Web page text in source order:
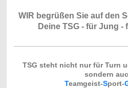
WIR begrüßen Sie auf den
Deine TSG - für Jung
TSG steht nicht nur für Turn
sondern
Teamgeist-Sport-